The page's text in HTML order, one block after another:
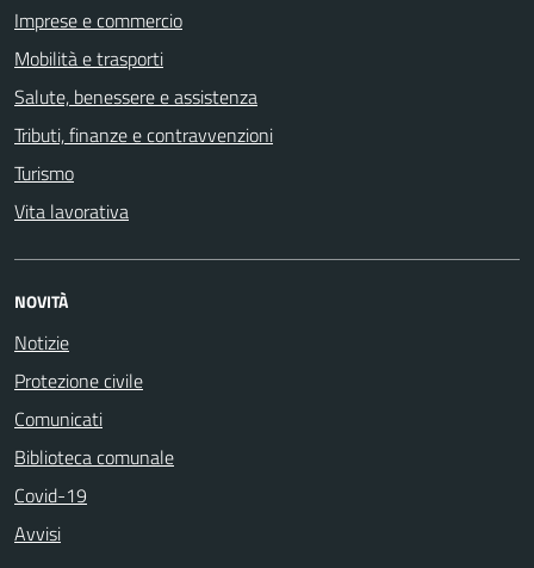
Imprese e commercio
Mobilità e trasporti
Salute, benessere e assistenza
Tributi, finanze e contravvenzioni
Turismo
Vita lavorativa
NOVITÀ
Notizie
Protezione civile
Comunicati
Biblioteca comunale
Covid-19
Avvisi